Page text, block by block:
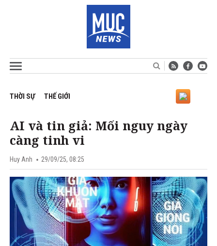
THỜI SỰ THẾ GIỚI
AI và tin giả: Mối nguy ngày
càng tinh vi
Huy Anh 29/09/25, 08:25